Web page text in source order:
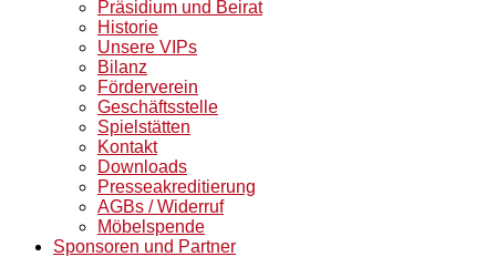
Präsidium und Beirat
Historie
Unsere VIPs
Bilanz
Förderverein
Geschäftsstelle
Spielstätten
Kontakt
Downloads
Presseakreditierung
AGBs / Widerruf
Möbelspende
Sponsoren und Partner